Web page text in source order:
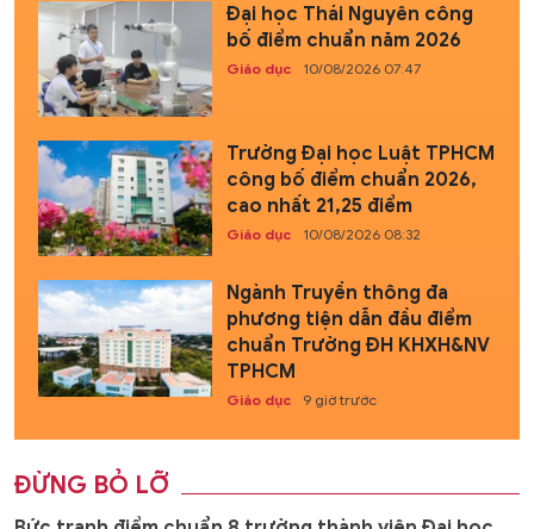
Đại học Thái Nguyên công
bố điểm chuẩn năm 2026
Giáo dục 10/08/2026 07:47
Trường Đại học Luật TPHCM
công bố điểm chuẩn 2026,
cao nhất 21,25 điểm
Giáo dục 10/08/2026 08:32
Ngành Truyền thông đa
phương tiện dẫn đầu điểm
chuẩn Trường ĐH KHXH&NV
TPHCM
Giáo dục 9 giờ trước
ĐỪNG BỎ LỠ